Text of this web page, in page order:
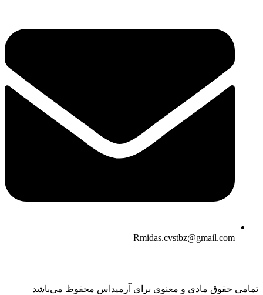
Rmidas.cvstbz@gmail.com
تمامی حقوق مادی و معنوی برای آرمیداس محفوظ می‌باشد |